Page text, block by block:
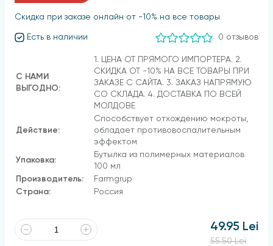
Скидка при заказе онлайн от -10% на все товары
Есть в наличии 0 отзывов
С НАМИ
ВЫГОДНО:
1. ЦЕНА ОТ ПРЯМОГО ИМПОРТЕРА. 2.
СКИДКА ОТ -10% НА ВСЕ ТОВАРЫ ПРИ
ЗАКАЗЕ С САЙТА. 3. ЗАКАЗ НАПРЯМУЮ
СО СКЛАДА. 4. ДОСТАВКА ПО ВСЕЙ
МОЛДОВЕ
Действие:
Способствует отхождению мокроты,
обладает противовоспалительным
эффектом
Упаковка:
Бутылка из полимерных материалов
100 мл
Производитель:
Farmgrup
Страна:
Россия
49.95 Lei
55.50 Lei